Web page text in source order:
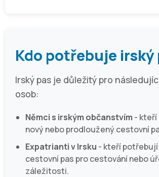
Kdo potřebuje irský
Irský pas je důležitý pro
osob:
Němci s irským občanstvím -
nový nebo prodloužený cestovní
Expatrianti v Irsku - kteří
cestovní pas pro cestování nebo
záležitosti.